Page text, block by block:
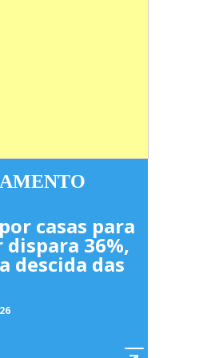
casas para
36%,
descida das